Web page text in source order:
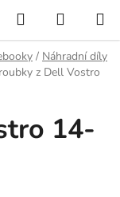
Hledat
KOŠÍK
/ Náhradní díly
z Dell Vostro
14-